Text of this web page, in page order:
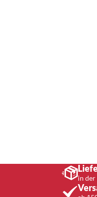
in der